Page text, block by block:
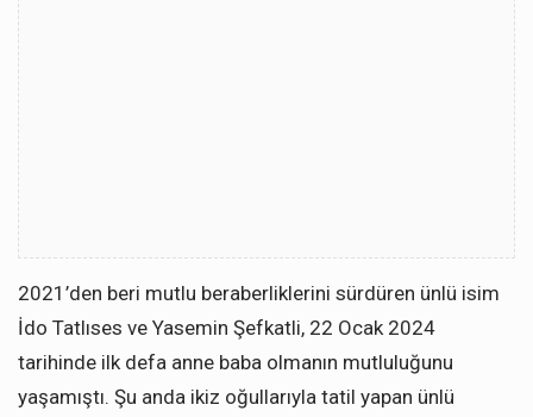
2021’den beri mutlu beraberliklerini sürdüren ünlü isim
İdo Tatlıses ve Yasemin Şefkatli, 22 Ocak 2024
tarihinde ilk defa anne baba olmanın mutluluğunu
yaşamıştı. Şu anda ikiz oğullarıyla tatil yapan ünlü